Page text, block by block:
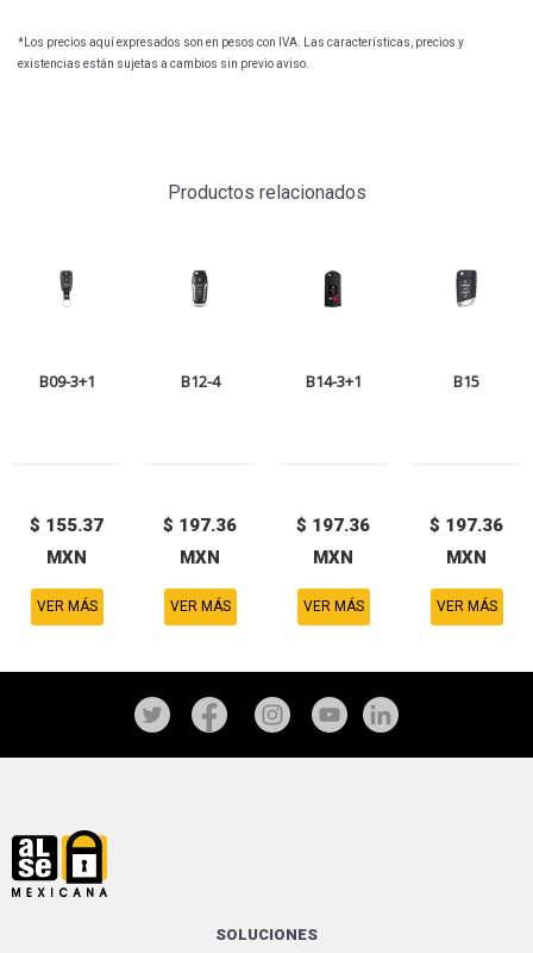
*Los precios aquí expresados son en pesos con IVA. Las características, precios y
existencias están sujetas a cambios sin previo aviso.
Productos relacionados
B09-3+1
$ 155.37
MXN
VER MÁS
B12-4
$ 197.36
MXN
VER MÁS
B14-3+1
$ 197.36
MXN
VER MÁS
B15
$ 197.36
MXN
VER MÁS
SOLUCIONES